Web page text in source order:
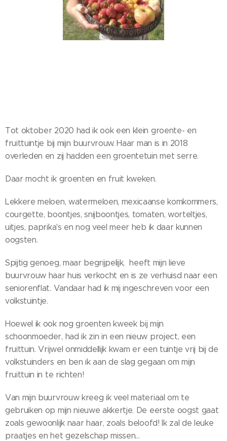
Tot oktober 2020 had ik ook een klein groente- en
fruittuintje bij mijn buurvrouw. Haar man is in 2018
overleden en zij hadden een groentetuin met serre.
Daar mocht ik groenten en fruit kweken.
Lekkere meloen, watermeloen, mexicaanse komkommers,
courgette, boontjes, snijboontjes, tomaten, worteltjes,
uitjes, paprika's en nog veel meer heb ik daar kunnen
oogsten.
Spijtig genoeg, maar begrijpelijk, heeft mijn lieve
buurvrouw haar huis verkocht en is ze verhuisd naar een
seniorenflat. Vandaar had ik mij ingeschreven voor een
volkstuintje.
Hoewel ik ook nog groenten kweek bij mijn
schoonmoeder, had ik zin in een nieuw project, een
fruittuin. Vrijwel onmiddellijk kwam er een tuintje vrij bij de
volkstuinders en ben ik aan de slag gegaan om mijn
fruittuin in te richten!
Van mijn buurvrouw kreeg ik veel materiaal om te
gebruiken op mijn nieuwe akkertje. De eerste oogst gaat
zoals gewoonlijk naar haar, zoals beloofd! Ik zal de leuke
praatjes en het gezelschap missen...